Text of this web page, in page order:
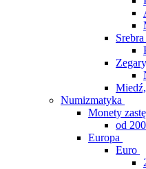
Srebra
Numizmatyka
Monety
od
Europa
Euro